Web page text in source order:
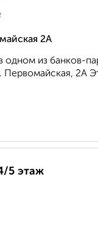
2А
из банков-
Первомайская, 2А
5 этаж